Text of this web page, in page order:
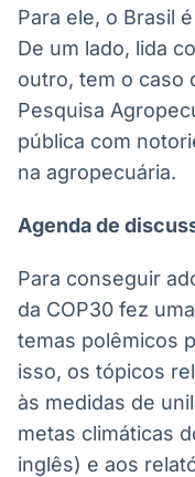
Para ele, o Brasil
De um lado, lida
outro, tem o caso
Pesquisa
pública com
na agropecuária.
Agenda de
Para conseguir
da COP30 fez
temas polêmicos
isso, os tópicos
às medidas de
metas climáticas
inglês) e aos